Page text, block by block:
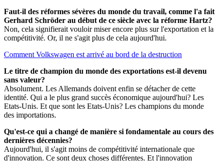
Faut-il des réformes sévères du monde du travail, comme l'a fait
Gerhard Schröder au début de ce siècle avec la réforme Hartz?
Non, cela signifierait vouloir miser encore plus sur l'exportation et la
compétitivité. Or, il ne s'agit plus de cela aujourd'hui.
Comment Volkswagen est arrivé au bord de la destruction
Le titre de champion du monde des exportations est-il devenu
sans valeur?
Absolument. Les Allemands doivent enfin se détacher de cette
identité. Qui a le plus grand succès économique aujourd'hui? Les
Etats-Unis. Et que sont les Etats-Unis? Les champions du monde
des importations.
Qu'est-ce qui a changé de manière si fondamentale au cours des
dernières décennies?
Aujourd'hui, il s'agit moins de compétitivité internationale que
d'innovation. Ce sont deux choses différentes. Et l'innovation